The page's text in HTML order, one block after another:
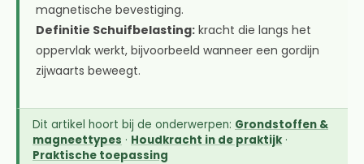
magnetische bevestiging.
Definitie Schuifbelasting: kracht die langs het
oppervlak werkt, bijvoorbeeld wanneer een gordijn
zijwaarts beweegt.
Dit artikel hoort bij de onderwerpen: Grondstoffen &
magneettypes · Houdkracht in de praktijk ·
Praktische toepassing